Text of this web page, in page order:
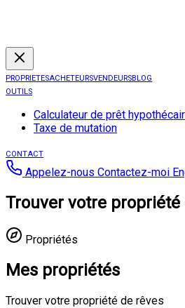
PROPRIETESACHETEURSVENDEURSBLOG
OUTILS
Calculateur de prêt
Taxe de mutation
CONTACT
Appelez-nous Contactez-moi
Trouver votre propriété
Propriétés
Mes propriétés
Trouver votre propriété de rêves